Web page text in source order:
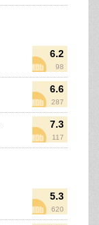
6.2
98
6.6
287
7.3
117
5.3
620